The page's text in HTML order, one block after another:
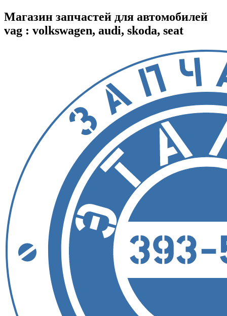
Магазин запчастей для автомобилей
vag : volkswagen, audi, skoda, seat